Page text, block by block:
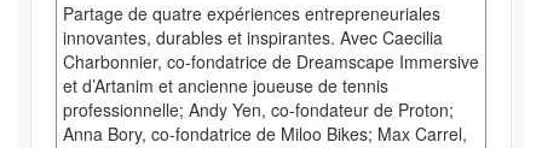
Partage de quatre expériences entrepreneuriales
innovantes, durables et inspirantes. Avec Caecilia
Charbonnier, co-fondatrice de Dreamscape Immersive
et d’Artanim et ancienne joueuse de tennis
professionnelle; Andy Yen, co-fondateur de Proton;
Anna Bory, co-fondatrice de Miloo Bikes; Max Carrel,